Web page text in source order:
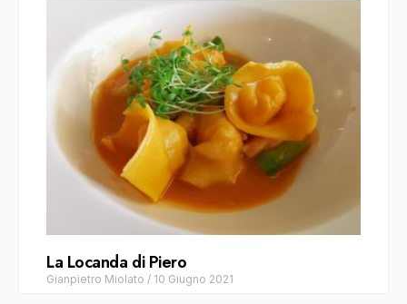
La Locanda di Piero
Gianpietro Miolato / 10 Giugno 2021